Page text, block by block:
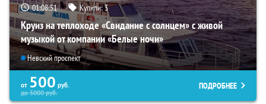
01:08:50 Купили:3
Круиз на теплоходе «Свидание с солнцем» с живой
музыкой от компании «Белые ночи»
Невский проспект
от 500 руб.
до5000руб.
ПОДРОБНЕЕ